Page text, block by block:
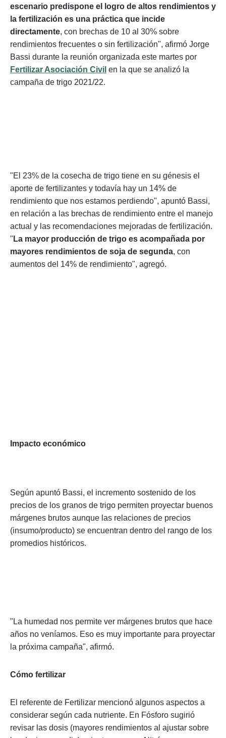
escenario predispone el logro de altos rendimientos y
la fertilización es una práctica que incide
directamente, con brechas de 10 al 30% sobre
rendimientos frecuentes o sin fertilización", afirmó Jorge
Bassi durante la reunión organizada este martes por
Fertilizar Asociación Civil en la que se analizó la
campaña de trigo 2021/22.
"El 23% de la cosecha de trigo tiene en su génesis el
aporte de fertilizantes y todavía hay un 14% de
rendimiento que nos estamos perdiendo", apuntó Bassi,
en relación a las brechas de rendimiento entre el manejo
actual y las recomendaciones mejoradas de fertilización.
" La mayor producción de trigo es acompañada por
mayores rendimientos de soja de segunda, con
aumentos del 14% de rendimiento", agregó.
Impacto económico
Según apuntó Bassi, el incremento sostenido de los
precios de los granos de trigo permiten proyectar buenos
márgenes brutos aunque las relaciones de precios
(insumo/producto) se encuentran dentro del rango de los
promedios históricos.
"La humedad nos permite ver márgenes brutos que hace
años no veníamos. Eso es muy importante para proyectar
la próxima campaña", afirmó.
Cómo fertilizar
El referente de Fertilizar mencionó algunos aspectos a
considerar según cada nutriente. En Fósforo sugirió
revisar las dosis (mayores rendimientos al ajustar sobre